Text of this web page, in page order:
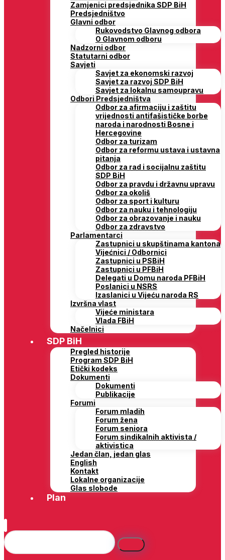
Zamjenici predsjednika SDP BiH
Predsjedništvo
Glavni odbor
Rukovodstvo Glavnog odbora
O Glavnom odboru
Nadzorni odbor
Statutarni odbor
Savjeti
Savjet za ekonomski razvoj
Savjet za razvoj SDP BiH
Savjet za lokalnu samoupravu
Odbori Predsjedništva
Odbor za afirmaciju i zaštitu
vrijednosti antifašističke borbe
naroda i narodnosti Bosne i
Hercegovine
Odbor za turizam
Odbor za reformu ustava i ustavna
pitanja
Odbor za rad i socijalnu zaštitu
SDP BiH
Odbor za pravdu i državnu upravu
Odbor za okoliš
Odbor za sport i kulturu
Odbor za nauku i tehnologiju
Odbor za obrazovanje i nauku
Odbor za zdravstvo
Parlamentarci
Zastupnici u skupštinama kantona
Vijećnici / Odbornici
Zastupnici u PSBiH
Zastupnici u PFBiH
Delegati u Domu naroda PFBiH
Poslanici u NSRS
Izaslanici u Vijeću naroda RS
Izvršna vlast
Vijeće ministara
Vlada FBiH
Načelnici
SDP BiH
Pregled historije
Program SDP BiH
Etički kodeks
Dokumenti
Dokumenti
Publikacije
Forumi
Forum mladih
Forum žena
Forum seniora
Forum sindikalnih aktivista /
aktivistica
Jedan član, jedan glas
English
Kontakt
Lokalne organizacije
Glas slobode
Plan